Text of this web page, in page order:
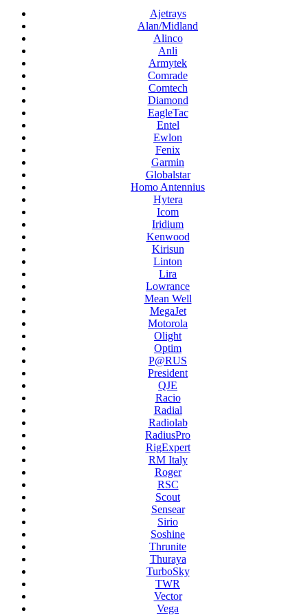
Ajetrays
Alan/Midland
Alinco
Anli
Armytek
Comrade
Comtech
Diamond
EagleTac
Entel
Ewlon
Fenix
Garmin
Globalstar
Homo Antennius
Hytera
Icom
Iridium
Kenwood
Kirisun
Linton
Lira
Lowrance
Mean Well
MegaJet
Motorola
Olight
Optim
P@RUS
President
QJE
Racio
Radial
Radiolab
RadiusPro
RigExpert
RM Italy
Roger
RSC
Scout
Sensear
Sirio
Soshine
Thrunite
Thuraya
TurboSky
TWR
Vector
Vega